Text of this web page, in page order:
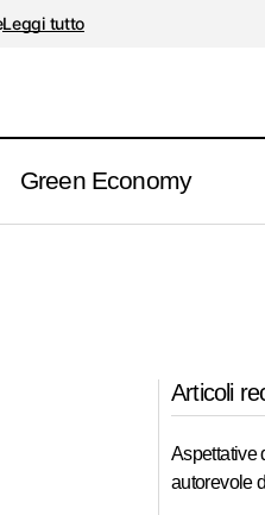
Leggi tutto
Green Economy
Articoli
Aspettative
autorevole